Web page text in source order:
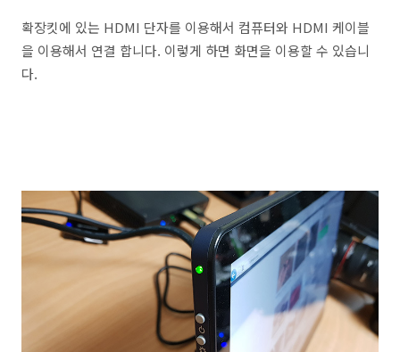
확장킷에 있는 HDMI 단자를 이용해서 컴퓨터와 HDMI 케이블
을 이용해서 연결 합니다. 이렇게 하면 화면을 이용할 수 있습니
다.